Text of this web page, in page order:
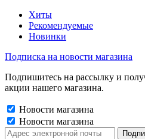
Хиты
Рекомендуемые
Новинки
Подписка на новости магазина
Подпишитесь на рассылку и
акции нашего магазина.
Новости магазина
Новости магазина